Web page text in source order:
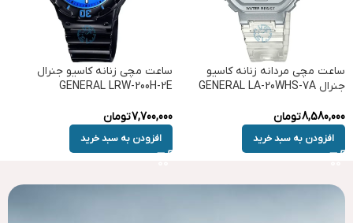
ساعت مچی مردانه زنانه کاسیو
جنرال GENERAL LA-20WHS-7A
8,580,000تومان
افزودن به سبد خرید
ساعت مچی زنانه کاسیو جنرال
GENERAL LRW-200H-2E
7,700,000تومان
افزودن به سبد خرید